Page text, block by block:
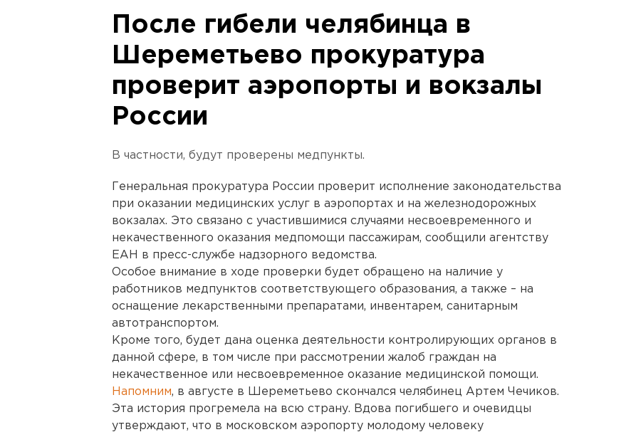
После гибели челябинца в
Шереметьево прокуратура
проверит аэропорты и вокзалы
России
В частности, будут проверены медпункты.
Генеральная прокуратура России проверит исполнение законодательства
при оказании медицинских услуг в аэропортах и на железнодорожных
вокзалах. Это связано с участившимися случаями несвоевременного и
некачественного оказания медпомощи пассажирам, сообщили агентству
ЕАН в пресс-службе надзорного ведомства.
Особое внимание в ходе проверки будет обращено на наличие у
работников медпунктов соответствующего образования, а также – на
оснащение лекарственными препаратами, инвентарем, санитарным
автотранспортом.
Кроме того, будет дана оценка деятельности контролирующих органов в
данной сфере, в том числе при рассмотрении жалоб граждан на
некачественное или несвоевременное оказание медицинской помощи.
Напомним, в августе в Шереметьево скончался челябинец Артем Чечиков.
Эта история прогремела на всю страну. Вдова погибшего и очевидцы
утверждают, что в московском аэропорту молодому человеку